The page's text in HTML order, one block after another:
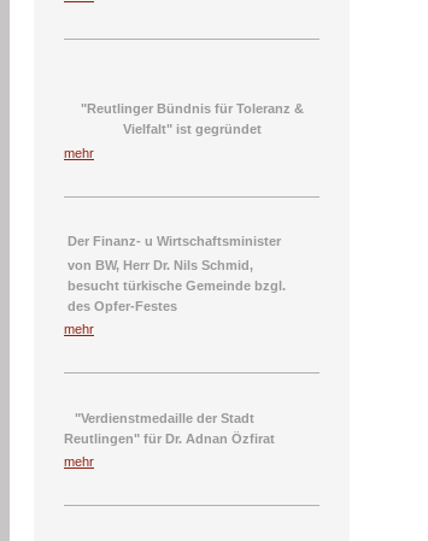
"Reutlinger Bündnis für Toleranz &
Vielfalt" ist gegründet
mehr
Der Finanz- u Wirtschaftsminister
von BW, Herr Dr. Nils Schmid,
besucht türkische Gemeinde bzgl.
des Opfer-Festes
mehr
"Verdienstmedaille der Stadt
Reutlingen" für Dr. Adnan Özfirat
mehr